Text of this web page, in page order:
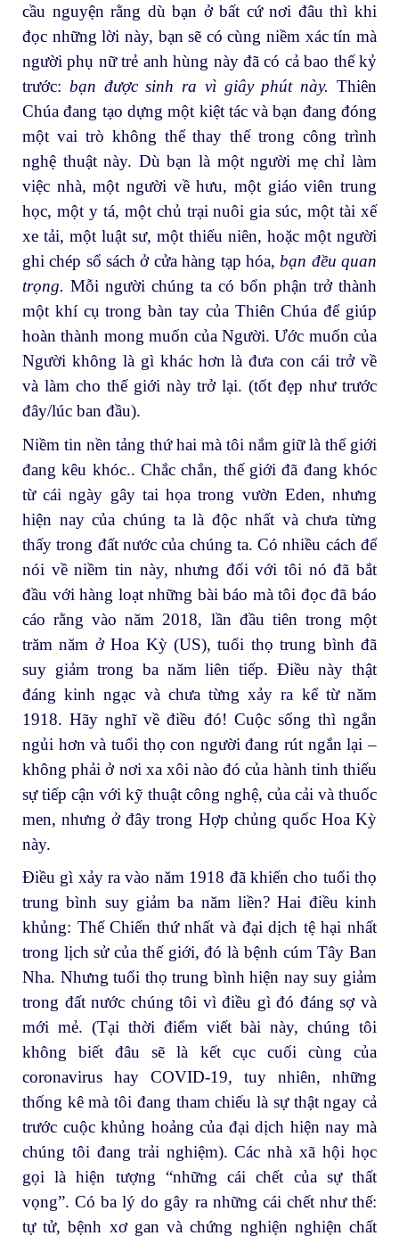
cầu nguyện rằng dù bạn ở bất cứ nơi đâu thì khi
đọc những lời này, bạn sẽ có cùng niềm xác tín mà
người phụ nữ trẻ anh hùng này đã có cả bao thế kỷ
trước: bạn được sinh ra vì giây phút này.Thiên
Chúa đang tạo dựng một kiệt tác và bạn đang đóng
một vai trò không thể thay thế trong công trình
nghệ thuật này. Dù bạn là một người mẹ chỉ làm
việc nhà, một người về hưu, một giáo viên trung
học, một y tá, một chủ trại nuôi gia súc, một tài xế
xe tải, một luật sư, một thiếu niên, hoặc một người
ghi chép sổ sách ở cửa hàng tạp hóa,bạn đều quan
trọng. Mỗi người chúng ta có bổn phận trở thành
một khí cụ trong bàn tay của Thiên Chúa để giúp
hoàn thành mong muốn của Người. Ước muốn của
Người không là gì khác hơn là đưa con cái trở về
và làm cho thế giới này trở lại. (tốt đẹp như trước
đây/lúc ban đầu).
Niềm tin nền tảng thứ hai mà tôi nắm giữ là thế giới
đang kêu khóc.. Chắc chắn, thế giới đã đang khóc
từ cái ngày gây tai họa trong vườn Eden, nhưng
hiện nay của chúng ta là độc nhất và chưa từng
thấy trong đất nước của chúng ta. Có nhiều cách để
nói về niềm tin này, nhưng đối với tôi nó đã bắt
đầu với hàng loạt những bài báo mà tôi đọc đã báo
cáo rằng vào năm 2018, lần đầu tiên trong một
trăm năm ở Hoa Kỳ (US), tuổi thọ trung bình đã
suy giảm trong ba năm liên tiếp. Điều này thật
đáng kinh ngạc và chưa từng xảy ra kể từ năm
1918. Hãy nghĩ về điều đó! Cuộc sống thì ngắn
ngủi hơn và tuổi thọ con người đang rút ngắn lại –
không phải ở nơi xa xôi nào đó của hành tinh thiếu
sự tiếp cận với kỹ thuật công nghệ, của cải và thuốc
men, nhưng ở đây trong Hợp chủng quốc Hoa Kỳ
này.
Điều gì xảy ra vào năm 1918 đã khiến cho tuổi thọ
trung bình suy giảm ba năm liền? Hai điều kinh
khủng: Thế Chiến thứ nhất và đại dịch tệ hại nhất
trong lịch sử của thế giới, đó là bệnh cúm Tây Ban
Nha. Nhưng tuổi thọ trung bình hiện nay suy giảm
trong đất nước chúng tôi vì điều gì đó đáng sợ và
mới mẻ. (Tại thời điểm viết bài này, chúng tôi
không biết đâu sẽ là kết cục cuối cùng của
coronavirus hay COVID-19, tuy nhiên, những
thống kê mà tôi đang tham chiếu là sự thật ngay cả
trước cuộc khủng hoảng của đại dịch hiện nay mà
chúng tôi đang trải nghiệm). Các nhà xã hội học
gọi là hiện tượng “những cái chết của sự thất
vọng”. Có ba lý do gây ra những cái chết như thế:
tự tử, bệnh xơ gan và chứng nghiện nghiện chất